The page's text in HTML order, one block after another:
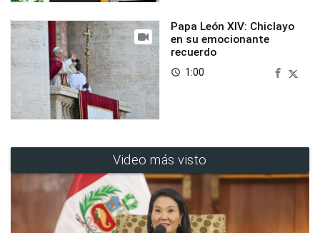
Papa León XIV: Chiclayo
en su emocionante
recuerdo
access_time 1:00
Video más visto